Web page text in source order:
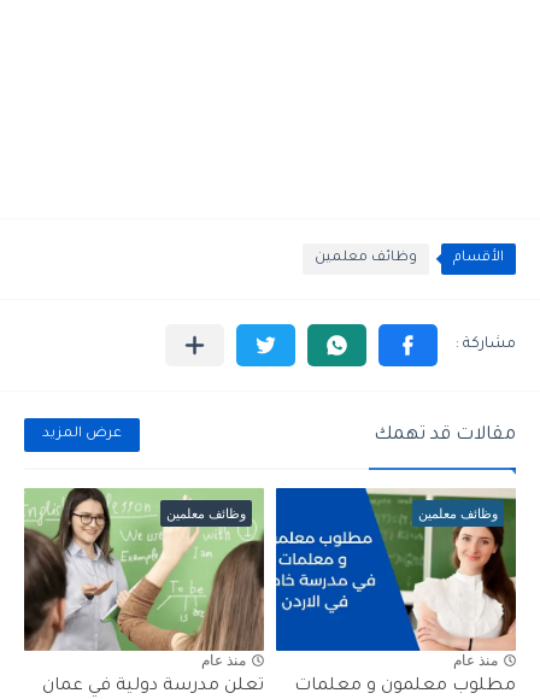
الأقسام وظائف معلمين
مقالات قد تهمك عرض المزيد
وظائف معلمين
منذ عام
مطلوب معلمون و معلمات
وظائف معلمين
منذ عام
تعلن مدرسة دولية في عمان